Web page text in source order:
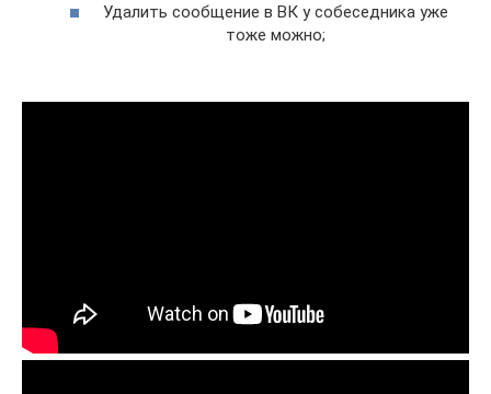
Удалить сообщение в ВК у собеседника уже
тоже можно;